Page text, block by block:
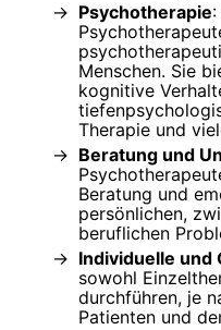
Psychotherapie
Menschen. Sie
kognitive
Therapie und
Beratung und
Beratung und
persönlichen,
beruflichen
Individuelle und
sowohl
durchführen, je
Patienten und